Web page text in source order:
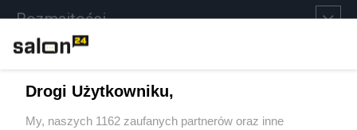
Rozmaitości
Sport
Drogi Użytkowniku,
My, naszych 1162 zaufanych partnerów oraz inne